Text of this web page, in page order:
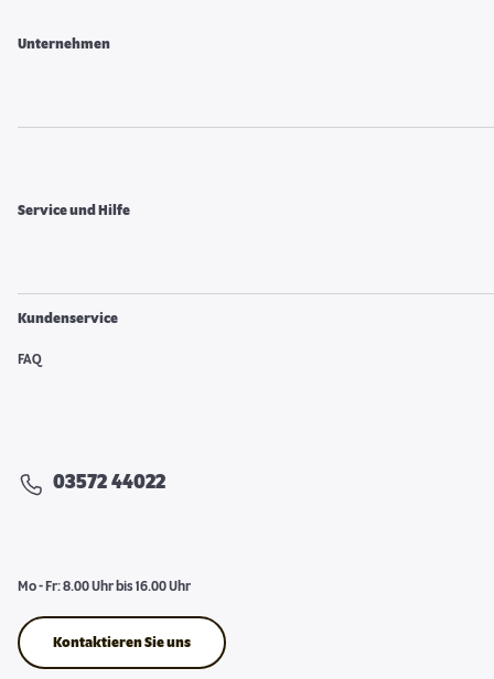
Unternehmen
Service und Hilfe
Kundenservice
FAQ
03572 44022
Mo - Fr: 8.00 Uhr bis 16.00 Uhr
Kontaktieren Sie uns